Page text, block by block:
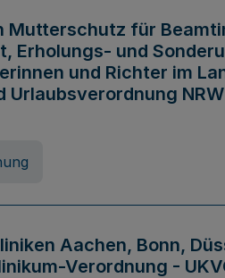
Mutterschutz für
Erholungs- und
und Richter im
Aachen, Bonn,
Verordnung -